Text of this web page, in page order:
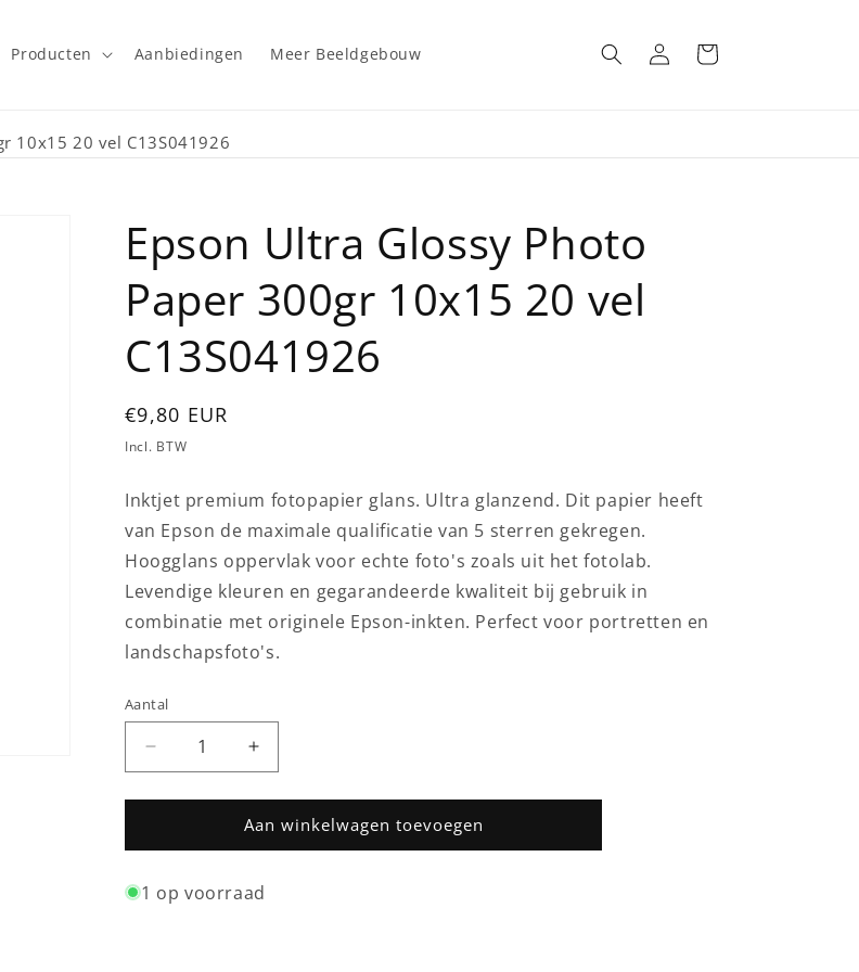
Producten Aanbiedingen Meer Beeldgebouw Inloggen
Winkelwagen
10x15 20 vel C13S041926
Epson Ultra Glossy Photo
Paper 300gr 10x15 20 vel
C13S041926
Normale
prijs
€9,80 EUR
Incl. BTW
Inktjet premium fotopapier glans. Ultra glanzend. Dit papier heeft
van Epson de maximale qualificatie van 5 sterren gekregen.
Hoogglans oppervlak voor echte foto's zoals uit het fotolab.
Levendige kleuren en gegarandeerde kwaliteit bij gebruik in
combinatie met originele Epson-inkten. Perfect voor portretten en
landschapsfoto's.
Aantal
Aantal
Aantal
verlagen
voor
Ultra
Photo
Aantal
verhogen
voor
Epson
Ultra
Photo
Aan winkelwagen toevoegen
1 op voorraad